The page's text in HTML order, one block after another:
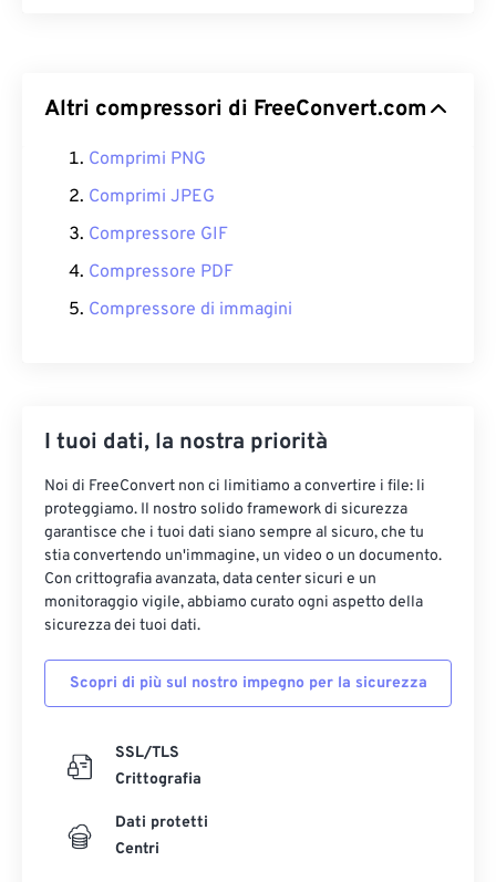
Altri compressori di FreeConvert.com
Comprimi PNG
Comprimi JPEG
Compressore GIF
Compressore PDF
Compressore di immagini
I tuoi dati, la nostra priorità
Noi di FreeConvert non ci limitiamo a convertire i file: li
proteggiamo. Il nostro solido framework di sicurezza
garantisce che i tuoi dati siano sempre al sicuro, che tu
stia convertendo un'immagine, un video o un documento.
Con crittografia avanzata, data center sicuri e un
monitoraggio vigile, abbiamo curato ogni aspetto della
sicurezza dei tuoi dati.
Scopri di più sul nostro impegno per la sicurezza
SSL/TLS
Crittografia
Dati protetti
Centri